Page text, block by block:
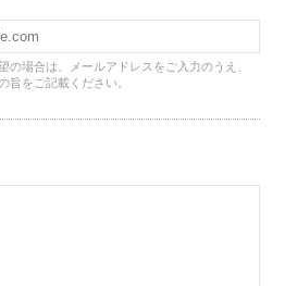
場合は、メールアドレスをご入力のうえ、
旨をご記載ください。